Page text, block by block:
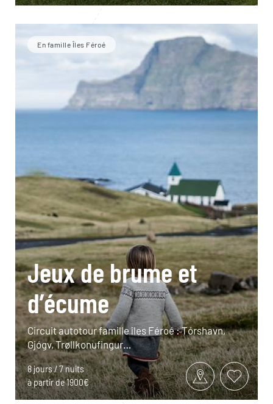
En famille Îles Féroé
Jeux de brume et
d’écume
Circuit autotour famille îles Féroé : Tórshavn,
Gjógv, Trøllkonufingur…
8 jours / 7 nuits
à partir de 1900€